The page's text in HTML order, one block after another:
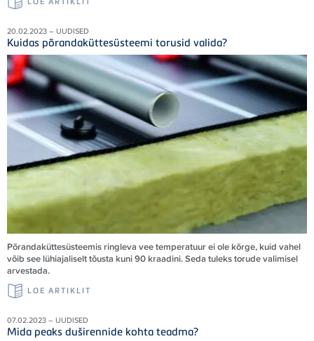
20.02.2023 – UUDISED
Kuidas põrandaküttesüsteemi torusid valida?
Põrandaküttesüsteemis ringleva vee temperatuur ei ole kõrge, kuid vahel
võib see lühiajaliselt tõusta kuni 90 kraadini. Seda tuleks torude valimisel
arvestada.
LOE ARTIKLIT
07.02.2023 – UUDISED
Mida peaks duširennide kohta teadma?